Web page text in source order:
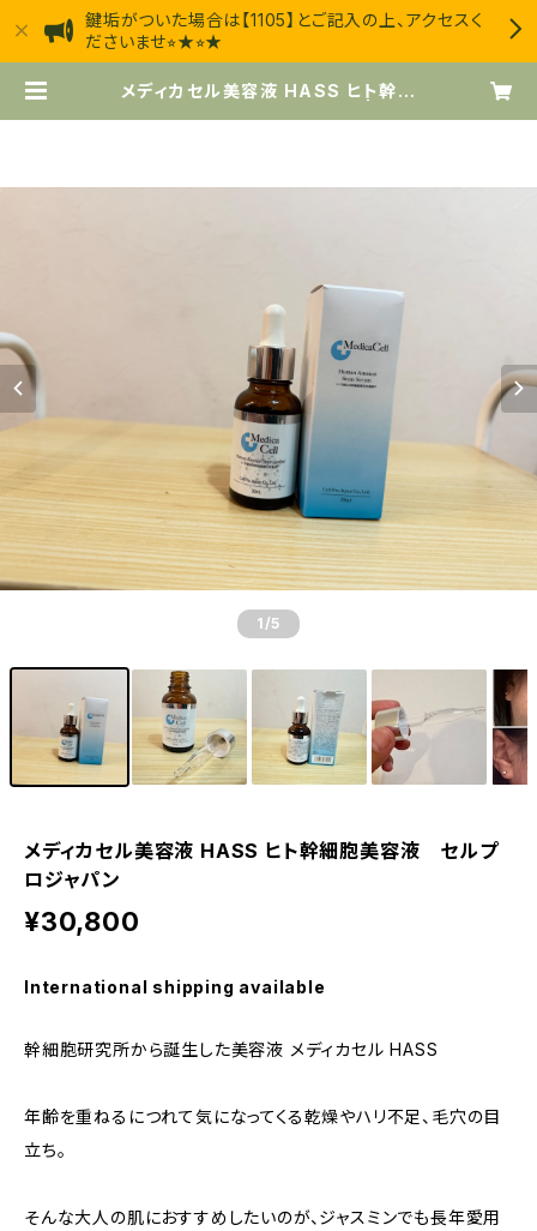
鍵垢がついた場合は【1105】とご記入の上、アクセスく
ださいませ⭐︎★⭐︎★
メディカセル美容液 HASS ヒト幹細
1 /5
メディカセル美容液 HASS ヒト幹細胞美容液 セルプ
ロジャパン
¥30,800
International shipping available
幹細胞研究所から誕生した美容液 メディカセル HASS
年齢を重ねるにつれて気になってくる乾燥やハリ不足、毛穴の目
立ち。
そんな大人の肌におすすめしたいのが、ジャスミンでも長年愛用